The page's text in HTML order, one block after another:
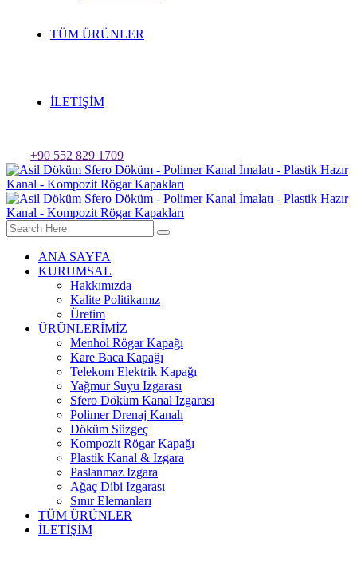
TÜM ÜRÜNLER
İLETİŞİM
+90 552 829 1709
ANA SAYFA
KURUMSAL
Hakkımızda
Kalite Politikamız
Üretim
ÜRÜNLERİMİZ
Menhol Rögar Kapağı
Kare Baca Kapağı
Telekom Elektrik Kapağı
Yağmur Suyu Izgarası
Sfero Döküm Kanal Izgarası
Polimer Drenaj Kanalı
Döküm Süzgeç
Kompozit Rögar Kapağı
Plastik Kanal & Izgara
Paslanmaz Izgara
Ağaç Dibi Izgarası
Sınır Elemanları
TÜM ÜRÜNLER
İLETİŞİM